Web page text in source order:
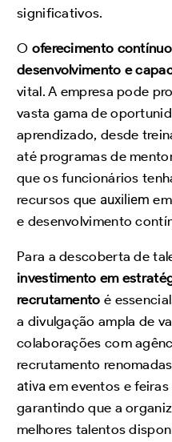
significativos.
O oferecimento
desenvolvimento e
vital. A empresa pode
vasta gama de
aprendizado, desde
até programas de
que os funcionários
recursos que auxiliem
e desenvolvimento
Para a descoberta de
investimento em
recrutamento é
a divulgação ampla de
colaborações com
recrutamento
ativa em eventos e
garantindo que a
melhores talentos